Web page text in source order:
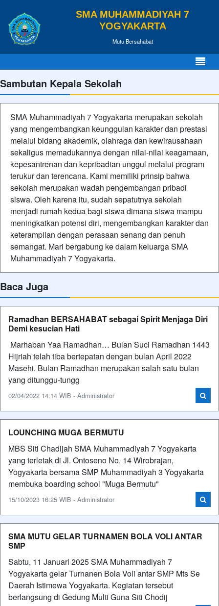
SMA MUHAMMADIYAH 7
YOGYAKARTA
Mutu Bersahabat
Sambutan Kepala Sekolah
SMA Muhammadiyah 7 Yogyakarta merupakan sekolah
yang mengembangkan keunggulan karakter dan prestasi
melalui bidang akademik, olahraga dan kewirausahaan
sekaligus memadukannya dengan nilai-nilai keagamaan,
kepesantrenan dan kepribadian unggul melalui program
terukur dan terencana. Kami memiliki prinsip bahwa
sekolah merupakan wadah pengembangan pribadi
siswa. Oleh karena itu, sudah sepatutnya sekolah
menjadi rumah kedua bagi siswa dimana siswa mampu
meningkatkan potensi diri, mengembangkan karakter dan
keterampilan dengan perasaan senang dan penuh
semangat. Mari bergabung ke dalam keluarga SMA
Muhammadiyah 7 Yogyakarta.
Baca Juga
Ramadhan BERSAHABAT sebagai Spirit Menjaga Diri
Demi kesucian Hati
Marhaban Yaa Ramadhan… Bulan Suci Ramadhan 1443
Hijriah telah tiba bertepatan dengan bulan April 2022
Masehi. Bulan Ramadhan merupakan salah satu bulan
yang ditunggu-tungg
02/04/2022 14:14 WIB - Administrator
LOUNCHING MUGA BERMUTU
MBS Siti Chadijah SMA Muhammadiyah 7 Yogyakarta
yang terletak di Jl. Ontoseno No. 14 Wirobrajan,
Yogyakarta bersama SMP Muhammadiyah 3 Yogyakarta
membuka boarding school "Muga Bermutu"
15/10/2023 16:25 WIB - Administrator
SMA MUTU GELAR TURNAMEN BOLA VOLI ANTAR
SMP
Sabtu, 11 Januari 2025 SMA Muhammadiyah 7
Yogyakarta gelar Turnanen Bola Voli antar SMP Mts Se
Daerah Istimewa Yogyakarta. Kegiatan tersebut
berlangsung di Gedung Multi Guna Siti Chodij